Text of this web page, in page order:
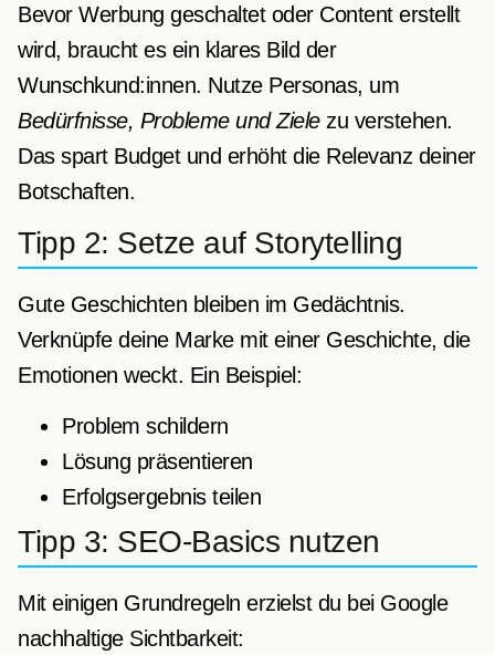
Bevor Werbung geschaltet oder Content erstellt
wird, braucht es ein klares Bild der
Wunschkund:innen. Nutze Personas, um
Bedürfnisse, Probleme und Zielezu verstehen.
Das spart Budget und erhöht die Relevanz deiner
Botschaften.
Tipp 2: Setze auf Storytelling
Gute Geschichten bleiben im Gedächtnis.
Verknüpfe deine Marke mit einer Geschichte, die
Emotionen weckt. Ein Beispiel:
Problem schildern
Lösung präsentieren
Erfolgsergebnis teilen
Tipp 3: SEO-Basics nutzen
Mit einigen Grundregeln erzielst du bei Google
nachhaltige Sichtbarkeit: